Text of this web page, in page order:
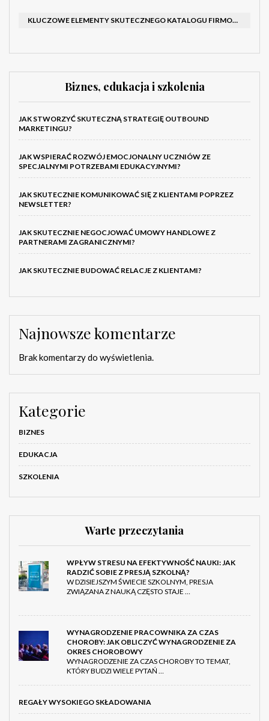
KLUCZOWE ELEMENTY SKUTECZNEGO KATALOGU FIRMOWEGO I BROSZURY
Biznes, edukacja i szkolenia
JAK STWORZYĆ SKUTECZNĄ STRATEGIĘ OUTBOUND
MARKETINGU?
JAK WSPIERAĆ ROZWÓJ EMOCJONALNY UCZNIÓW ZE
SPECJALNYMI POTRZEBAMI EDUKACYJNYMI?
JAK SKUTECZNIE KOMUNIKOWAĆ SIĘ Z KLIENTAMI POPRZEZ
NEWSLETTER?
JAK SKUTECZNIE NEGOCJOWAĆ UMOWY HANDLOWE Z
PARTNERAMI ZAGRANICZNYMI?
JAK SKUTECZNIE BUDOWAĆ RELACJE Z KLIENTAMI?
Najnowsze komentarze
Brak komentarzy do wyświetlenia.
Kategorie
BIZNES
EDUKACJA
SZKOLENIA
Warte przeczytania
WPŁYW STRESU NA EFEKTYWNOŚĆ NAUKI: JAK
RADZIĆ SOBIE Z PRESJĄ SZKOLNĄ?
W DZISIEJSZYM ŚWIECIE SZKOLNYM, PRESJA
ZWIĄZANA Z NAUKĄ CZĘSTO STAJE …
WYNAGRODZENIE PRACOWNIKA ZA CZAS
CHOROBY: JAK OBLICZYĆ WYNAGRODZENIE ZA
OKRES CHOROBOWY
WYNAGRODZENIE ZA CZAS CHOROBY TO TEMAT,
KTÓRY BUDZI WIELE PYTAŃ …
REGAŁY WYSOKIEGO SKŁADOWANIA